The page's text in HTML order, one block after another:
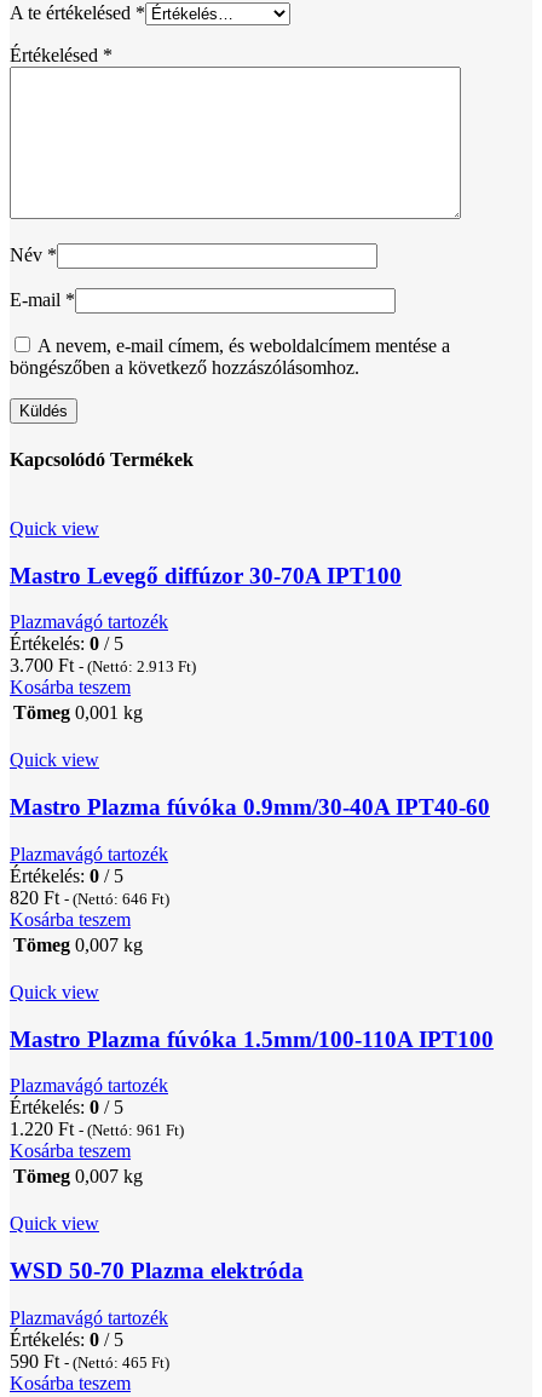
A te értékelésed *
Értékelésed *
Név *
E-mail *
A nevem, e-mail címem, és weboldalcímem mentése a
böngészőben a következő hozzászólásomhoz.
Kapcsolódó Termékek
Quick view
Mastro Levegő diffúzor 30-70A IPT100
Plazmavágó tartozék
Értékelés: 0 / 5
3.700 Ft - (Nettó: 2.913 Ft)
Kosárba teszem
Tömeg 0,001 kg
Quick view
Mastro Plazma fúvóka 0.9mm/30-40A IPT40-60
Plazmavágó tartozék
Értékelés: 0 / 5
820 Ft - (Nettó: 646 Ft)
Kosárba teszem
Tömeg 0,007 kg
Quick view
Mastro Plazma fúvóka 1.5mm/100-110A IPT100
Plazmavágó tartozék
Értékelés: 0 / 5
1.220 Ft - (Nettó: 961 Ft)
Kosárba teszem
Tömeg 0,007 kg
Quick view
WSD 50-70 Plazma elektróda
Plazmavágó tartozék
Értékelés: 0 / 5
590 Ft - (Nettó: 465 Ft)
Kosárba teszem